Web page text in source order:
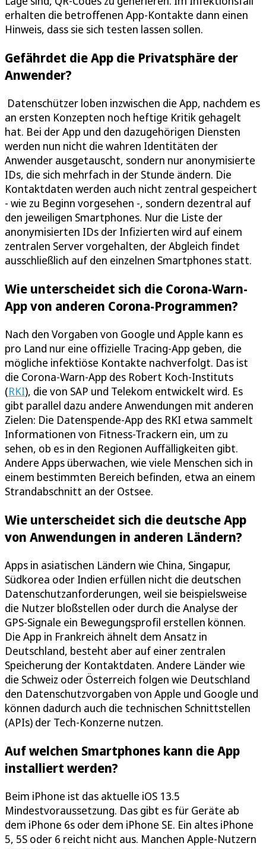
erhalten die betroffenen App-Kontakte dann einen
Hinweis, dass sie sich testen lassen sollen.
Gefährdet die App die Privatsphäre der
Anwender?
Datenschützer loben inzwischen die App, nachdem es
an ersten Konzepten noch heftige Kritik gehagelt
hat. Bei der App und den dazugehörigen Diensten
werden nun nicht die wahren Identitäten der
Anwender ausgetauscht, sondern nur anonymisierte
IDs, die sich mehrfach in der Stunde ändern. Die
Kontaktdaten werden auch nicht zentral gespeichert
- wie zu Beginn vorgesehen -, sondern dezentral auf
den jeweiligen Smartphones. Nur die Liste der
anonymisierten IDs der Infizierten wird auf einem
zentralen Server vorgehalten, der Abgleich findet
ausschließlich auf den einzelnen Smartphones statt.
Wie unterscheidet sich die Corona-Warn-
App von anderen Corona-Programmen?
Nach den Vorgaben von Google und Apple kann es
pro Land nur eine offizielle Tracing-App geben, die
mögliche infektiöse Kontakte nachverfolgt. Das ist
die Corona-Warn-App des Robert Koch-Instituts
(RKI), die von SAP und Telekom entwickelt wird. Es
gibt parallel dazu andere Anwendungen mit anderen
Zielen: Die Datenspende-App des RKI etwa sammelt
Informationen von Fitness-Trackern ein, um zu
sehen, ob es in den Regionen Auffälligkeiten gibt.
Andere Apps überwachen, wie viele Menschen sich in
einem bestimmten Bereich befinden, etwa an einem
Strandabschnitt an der Ostsee.
Wie unterscheidet sich die deutsche App
von Anwendungen in anderen Ländern?
Apps in asiatischen Ländern wie China, Singapur,
Südkorea oder Indien erfüllen nicht die deutschen
Datenschutzanforderungen, weil sie beispielsweise
die Nutzer bloßstellen oder durch die Analyse der
GPS-Signale ein Bewegungsprofil erstellen können.
Die App in Frankreich ähnelt dem Ansatz in
Deutschland, besteht aber auf einer zentralen
Speicherung der Kontaktdaten. Andere Länder wie
die Schweiz oder Österreich folgen wie Deutschland
den Datenschutzvorgaben von Apple und Google und
können dadurch auch die technischen Schnittstellen
(APIs) der Tech-Konzerne nutzen.
Auf welchen Smartphones kann die App
installiert werden?
Beim iPhone ist das aktuelle iOS 13.5
Mindestvoraussetzung. Das gibt es für Geräte ab
dem iPhone 6s oder dem iPhone SE. Ein altes iPhone
5, 5S oder 6 reicht nicht aus. Manchen Apple-Nutzern